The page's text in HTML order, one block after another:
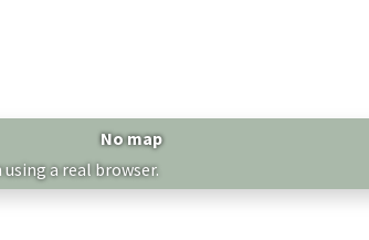
No map
a real browser.